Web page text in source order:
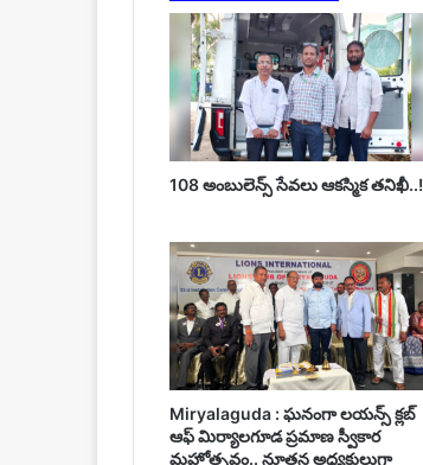
108 అంబులెన్స్‌ సేవలు ఆకస్మిక తనిఖీ..!
Miryalaguda : ఘనంగా లయన్స్ క్లబ్
ఆఫ్ మిర్యాలగూడ ప్రమాణ స్వీకార
మహోత్సవం.. నూతన అధ్యక్షులుగా